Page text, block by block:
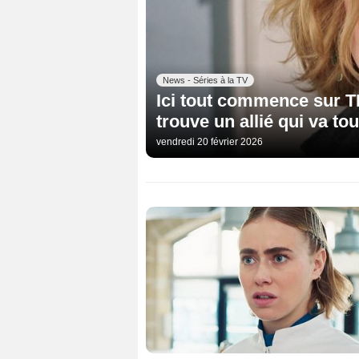
News - Séries à la TV
Ici tout commence sur
trouve un allié qui va
vendredi 20 février 2026